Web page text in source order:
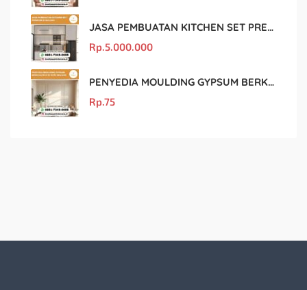
JASA PEMBUATAN KITCHEN SET PREMIUM DI MALANG
Rp.5.000.000
PENYEDIA MOULDING GYPSUM BERKUALITAS DI KOTA MALANG
Rp.75